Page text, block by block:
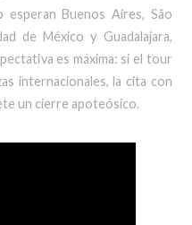
Buenos Aires, São
de México y Guadalajara,
es máxima: si el tour
internacionales, la cita con
un cierre apoteósico.